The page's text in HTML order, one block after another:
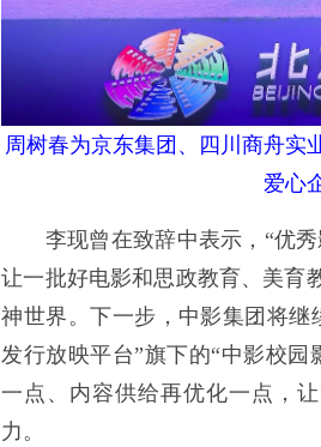
周树春为京东集团、四川商舟实
爱心
李现曾在致辞中表示，“优秀
让一批好电影和思政教育、美育
神世界。下一步，中影集团将
发行放映平台”旗下的“中影校
一点、内容供给再优化一点，
力。